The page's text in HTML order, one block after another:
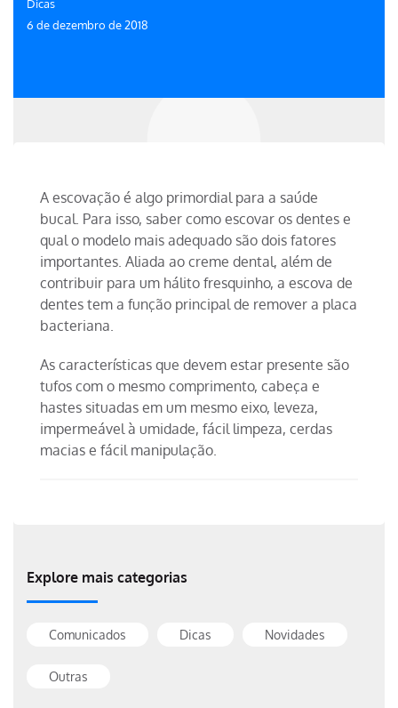
Dicas
6 de dezembro de 2018
A escovação é algo primordial para a saúde
bucal. Para isso, saber como escovar os dentes e
qual o modelo mais adequado são dois fatores
importantes. Aliada ao creme dental, além de
contribuir para um hálito fresquinho, a escova de
dentes tem a função principal de remover a placa
bacteriana.
As características que devem estar presente são
tufos com o mesmo comprimento, cabeça e
hastes situadas em um mesmo eixo, leveza,
impermeável à umidade, fácil limpeza, cerdas
macias e fácil manipulação.
Explore mais categorias
Comunicados Dicas Novidades
Outras